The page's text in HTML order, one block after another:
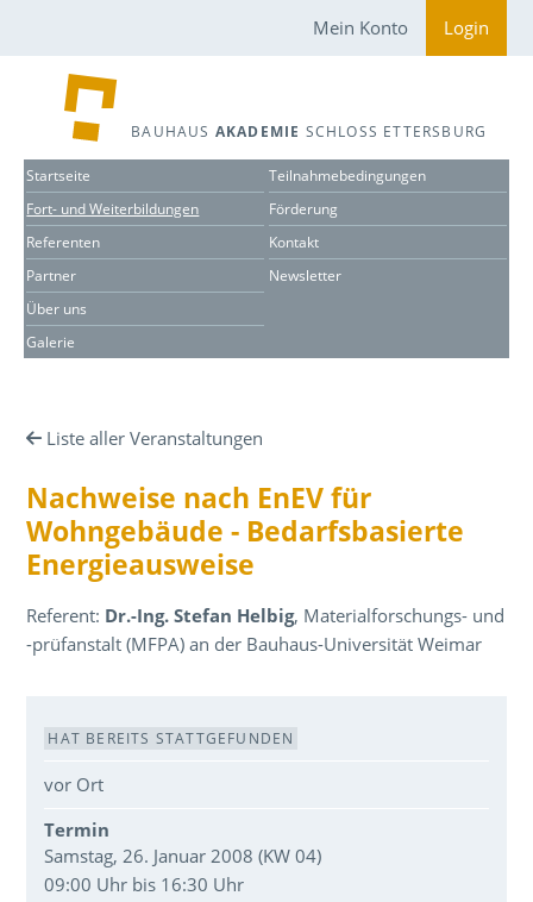
Mein Konto Login
BAUHAUS AKADEMIE SCHLOSS ETTERSBURG
Startseite
Fort- und Weiterbildungen
Referenten
Partner
Über uns
Galerie
Teilnahmebedingungen
Förderung
Kontakt
Newsletter
Liste aller Veranstaltungen
Nachweise nach EnEV für
Wohngebäude - Bedarfsbasierte
Energieausweise
Referent: Dr.-Ing. Stefan Helbig, Materialforschungs- und
-prüfanstalt (MFPA) an der Bauhaus-Universität Weimar
Veranstaltungsdaten
HAT BEREITS STATTGEFUNDEN
vor Ort
Termin
Samstag, 26. Januar 2008 (KW 04)
09:00 Uhr bis 16:30 Uhr